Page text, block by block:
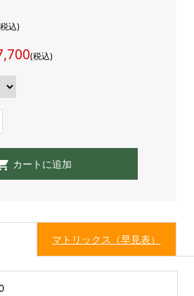
込)
(税込)
マトリックス（早見表）